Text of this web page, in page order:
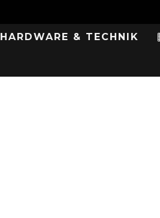
HARDWARE & TECHNIK